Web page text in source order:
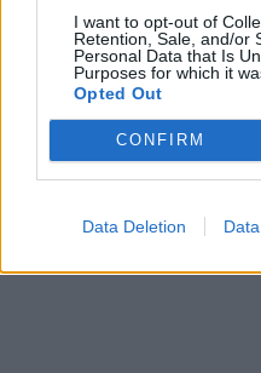
I want to opt-out of
Retention, Sale, and/or
Personal Data that Is
Purposes for which it
Opted Out
CONFIRM
Data Deletion